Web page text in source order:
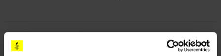
Teile diesen Beitrag